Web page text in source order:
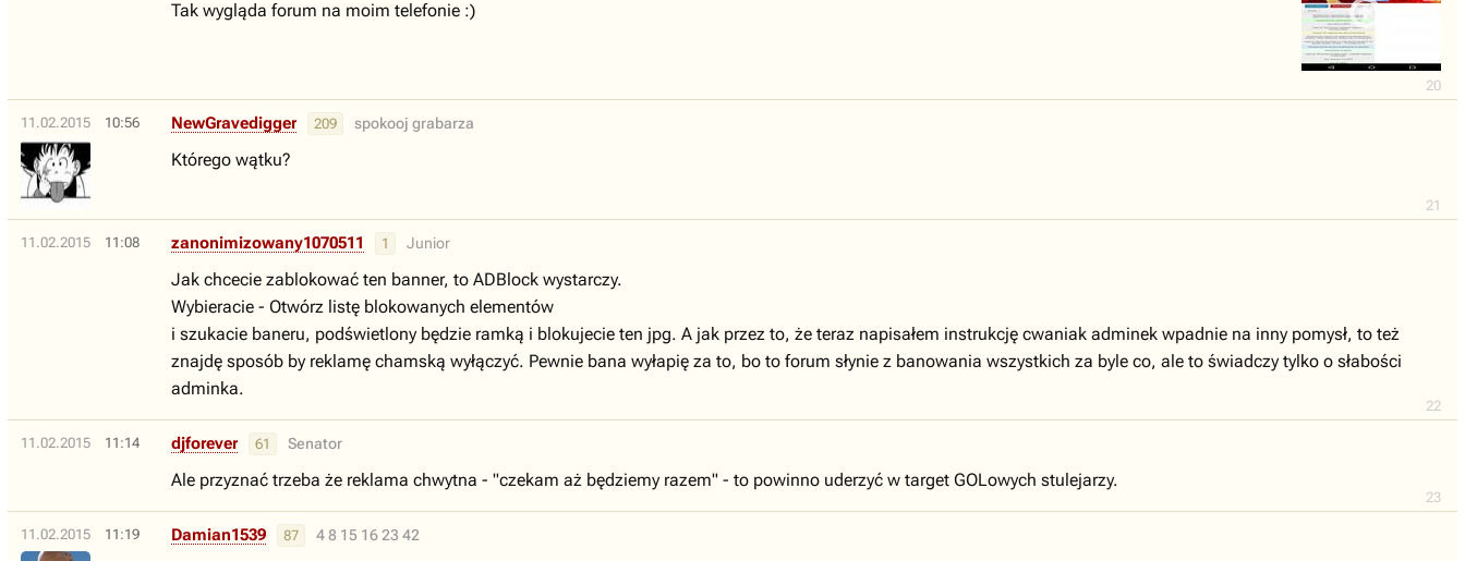
20
Tak wygląda forum na moim telefonie :)
11.02.2015 10:56
21
NewGravedigger 209 spokooj grabarza
Którego wątku?
11.02.2015 11:08
22
zanonimizowany1070511 1 Junior
Jak chcecie zablokować ten banner, to ADBlock wystarczy.
Wybieracie - Otwórz listę blokowanych elementów
i szukacie baneru, podświetlony będzie ramką i blokujecie ten jpg. A jak przez to, że teraz napisałem instrukcję cwaniak adminek wpadnie na inny pomysł, to też
znajdę sposób by reklamę chamską wyłączyć. Pewnie bana wyłapię za to, bo to forum słynie z banowania wszystkich za byle co, ale to świadczy tylko o słabości
adminka.
11.02.2015 11:14
23
djforever 61 Senator
Ale przyznać trzeba że reklama chwytna - "czekam aż będziemy razem" - to powinno uderzyć w target GOLowych stulejarzy.
11.02.2015 11:19 Damian1539 87 4 8 15 16 23 42